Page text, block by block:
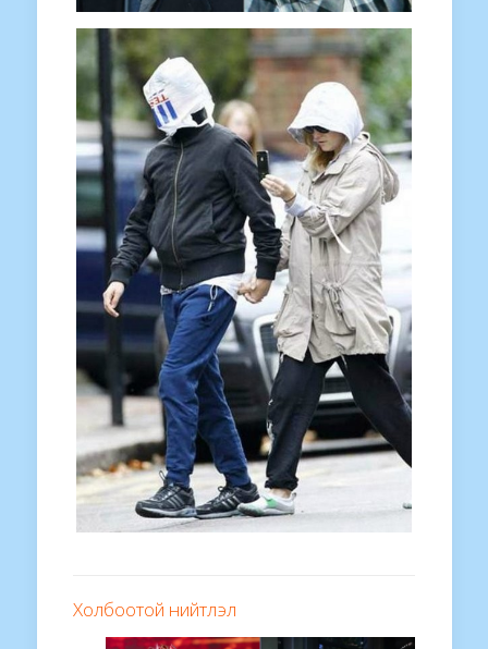
Холбоотой нийтлэл